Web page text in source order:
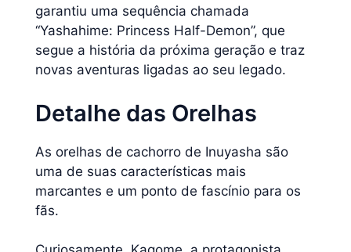
garantiu uma sequência chamada
“Yashahime: Princess Half-Demon”, que
segue a história da próxima geração e traz
novas aventuras ligadas ao seu legado.
Detalhe das Orelhas
As orelhas de cachorro de Inuyasha são
uma de suas características mais
marcantes e um ponto de fascínio para os
fãs.